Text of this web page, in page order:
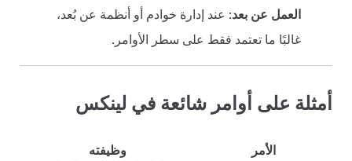
العمل عن بعد: عند إدارة خوادم أو أنظمة عن بُعد،
غالبًا ما تعتمد فقط على سطر الأوامر.
أمثلة على أوامر شائعة في لينكس
الأمر
وظيفته